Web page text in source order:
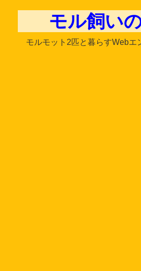
モル飼い
モルモット2匹と暮らすWebエ